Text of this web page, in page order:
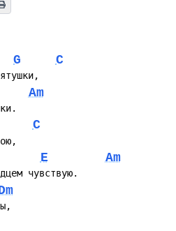
Песня уместна в
гитаре: легко сыграть и
привязку записи — в вебе
но точных данных
Если нужно — на гитаре
минорную партию и
чтении куплетов.
G C
Am
C
E Am
чувствую.